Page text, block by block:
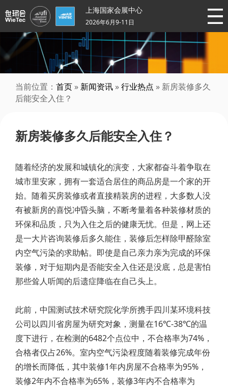
上海国家会展中心
2026年6月9-11日
当前位置： 首页 » 新闻资讯 »行业热点 » 新房装修多久
后能安全入住？
新房装修多久后能安全入住？
随着经济的发展和城镇化的演变，大家都奋斗着争取在
城市里安家，拥有一套适合居住的商品房是一个家的开
始。随着买房装修或者直接精装房的进程，大多数人没
有被新房的喜悦冲昏头脑，不断考量着各种装修材质的
环保和品质，只为入住之后的健康无忧。但是，网上还
是一大片咨询装修后多久能住，装修后怎样除甲醛除室
内空气污染的求助帖。即使是自己亲力亲为完成的环保
装修，对于短期内是否能安全入住还是没底，总是害怕
那些耸人听闻的后遗症降临在自己头上。
此前，中国测试技术研究院化学所携手四川某环境科技
公司以四川省房屋为研究对象，测量在16℃-38℃的温
度下进行，在检测的6482个点位中，不合格率为74%，
合格者仅占26%。室内空气污染程度随着装修完成年份
的增长而降低，其中装修1年内房屋不合格率为95%，
装修2年内不合格率为65%，装修3年内不合格率为